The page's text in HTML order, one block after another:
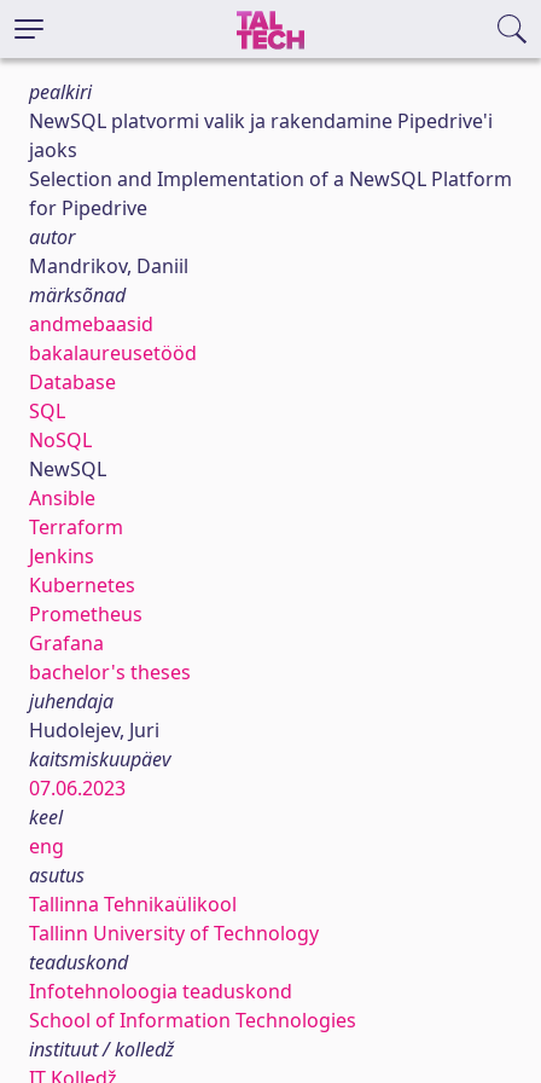
pealkiri
NewSQL platvormi valik ja rakendamine Pipedrive'i
jaoks
Selection and Implementation of a NewSQL Platform
for Pipedrive
autor
Mandrikov, Daniil
märksõnad
andmebaasid
bakalaureusetööd
Database
SQL
NoSQL
NewSQL
Ansible
Terraform
Jenkins
Kubernetes
Prometheus
Grafana
bachelor's theses
juhendaja
Hudolejev, Juri
kaitsmiskuupäev
07.06.2023
keel
eng
asutus
Tallinna Tehnikaülikool
Tallinn University of Technology
teaduskond
Infotehnoloogia teaduskond
School of Information Technologies
instituut / kolledž